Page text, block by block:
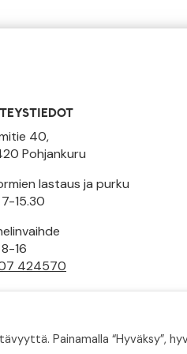
40,
Pohjankuru
lastaus ja purku
15.30
16
424570
Painamalla “Hyväksy”,